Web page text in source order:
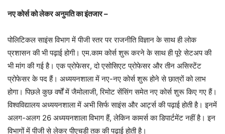
नए कोर्स को लेकर अनुमति का इंतजार –
पोलिटिकल साइंस विभाग में पीजी स्तर पर राजनीति विज्ञान के साथ ही लोक
प्रशासन की भी पढ़ाई होगी। एम.काम कोर्स शुरू करने के साथ ही पूरे सेटअप की
भी मांग की गई है। एक प्रोफेसर, दो एसोसिएट प्रोफेसर और तीन असिस्टेंट
प्रोफेसर के पद हैं। अध्ययनशाला में नए-नए कोर्स शुरू होने से छात्रों को लाभ
होगा। पिछले कुछ वर्षों में जैमोलाजी, रिमोट सेंसिंग समेत नए कोर्स शुरू किए गए हैं।
विश्वविद्यालय अध्ययनशाला में अभी सिर्फ साइंस और आर्ट्स की पढ़ाई होती है। इनमें
अलग-अलग 26 अध्ययनशाला विभाग हैं, लेकिन कामर्स का डिपार्टमेंट नहीं है। इन
विभागों में पीजी से लेकर पीएचडी तक की पढ़ाई होती है।